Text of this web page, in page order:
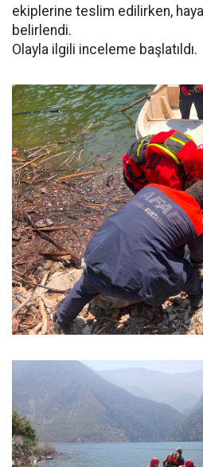
ekiplerine teslim edilirken,
belirlendi.
Olayla ilgili inceleme başlatıldı.